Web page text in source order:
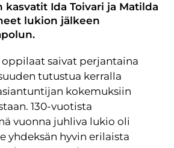
Ida Toivari ja Matilda
lukion jälkeen
saivat perjantaina
tutustua kerralla
kokemuksiin
130-vuotista
vuonna juhliva lukio oli
yhdeksän hyvin erilaista